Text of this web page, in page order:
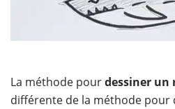
La méthode pourdessiner un
différente de la méthode pour